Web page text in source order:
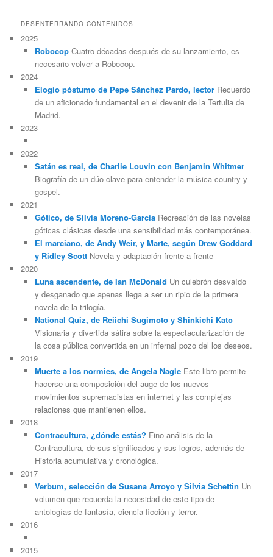
DESENTERRANDO CONTENIDOS
2025
RobocopCuatro décadas después de su lanzamiento, es
necesario volver a Robocop.
2024
Elogio póstumo de Pepe Sánchez Pardo, lectorRecuerdo
de un aficionado fundamental en el devenir de la Tertulia de
Madrid.
2023
2022
Satán es real, de Charlie Louvin con Benjamin Whitmer
Biografía de un dúo clave para entender la música country y
gospel.
2021
Gótico, de Silvia Moreno-GarcíaRecreación de las novelas
góticas clásicas desde una sensibilidad más contemporánea.
El marciano, de Andy Weir, y Marte, según Drew Goddard
y Ridley ScottNovela y adaptación frente a frente
2020
Luna ascendente, de Ian McDonald Un culebrón desvaído
y desganado que apenas llega a ser un ripio de la primera
novela de la trilogía.
National Quiz, de Reiichi Sugimoto y Shinkichi Kato
Visionaria y divertida sátira sobre la espectacularización de
la cosa pública convertida en un infernal pozo del los deseos.
2019
Muerte a los normies, de Angela NagleEste libro permite
hacerse una composición del auge de los nuevos
movimientos supremacistas en internet y las complejas
relaciones que mantienen ellos.
2018
Contracultura, ¿dónde estás? Fino análisis de la
Contracultura, de sus significados y sus logros, además de
Historia acumulativa y cronológica.
2017
Verbum, selección de Susana Arroyo y Silvia Schettin Un
volumen que recuerda la necesidad de este tipo de
antologías de fantasía, ciencia ficción y terror.
2016
2015